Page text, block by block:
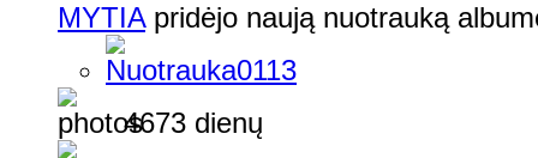
MYTIApridėjo naują nuotrauką
4673 dienų